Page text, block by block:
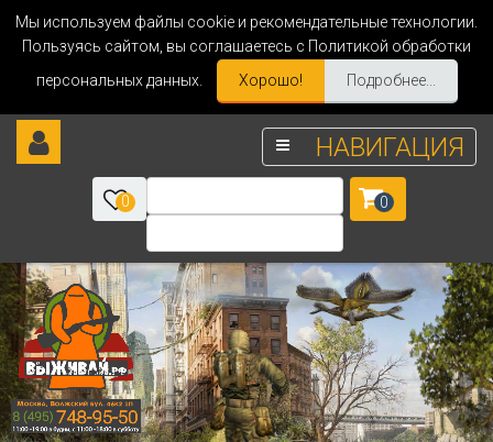
Мы используем файлы cookie и рекомендательные технологии.
Пользуясь сайтом, вы соглашаетесь с Политикой обработки
персональных данных.
Хорошо! Подробнее...
НАВИГАЦИЯ
0 0